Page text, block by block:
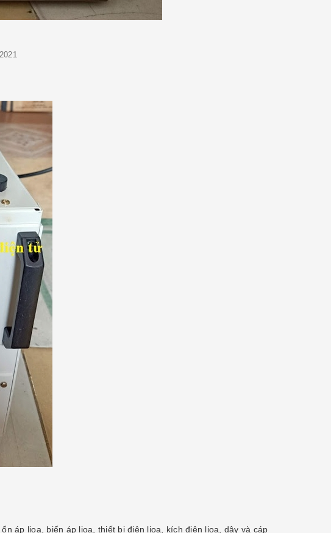
áp lioa, biến áp lioa, thiết bị điện lioa, kích điện lioa, dây và cáp